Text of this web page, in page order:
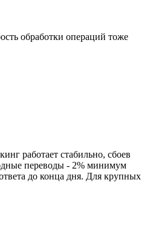
обработки операций тоже
работает стабильно, сбоев
переводы - 2% минимум
до конца дня. Для крупных